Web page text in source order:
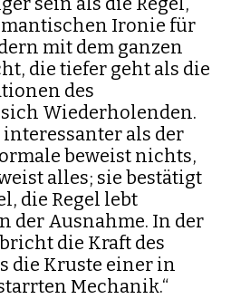
Ironie für
mit dem ganzen
die tiefer geht als die
des
Wieder­holenden.
als der
beweist nichts,
alles; sie bestätigt
die Regel lebt
der Ausnahme. In der
die Kraft des
die Kruste einer in
Mechanik.“